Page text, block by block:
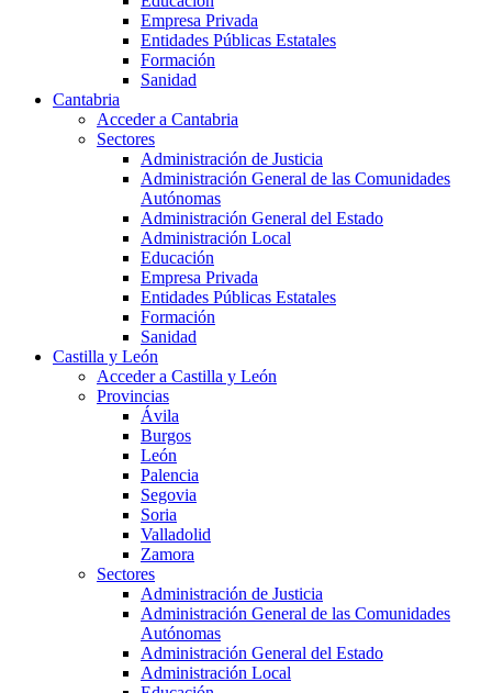
Empresa Privada
Entidades Públicas Estatales
Formación
Sanidad
Cantabria
Acceder a Cantabria
Sectores
Administración de Justicia
Administración General de las Comunidades
Autónomas
Administración General del Estado
Administración Local
Educación
Empresa Privada
Entidades Públicas Estatales
Formación
Sanidad
Castilla y León
Acceder a Castilla y León
Provincias
Ávila
Burgos
León
Palencia
Segovia
Soria
Valladolid
Zamora
Sectores
Administración de Justicia
Administración General de las Comunidades
Autónomas
Administración General del Estado
Administración Local